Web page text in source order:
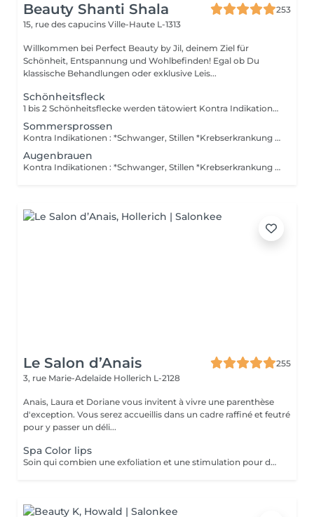
Beauty Shanti Shala
253
15, rue des capucins Ville-Haute L-1313
Willkommen bei Perfect Beauty by Jil, deinem Ziel für
Schönheit, Entspannung und Wohlbefinden! Egal ob Du
klassische Behandlungen oder exklusive Leis...
Schönheitsfleck
1 bis 2 Schönheitsflecke werden tätowiert Kontra Indikationen : *Schwanger, Stillen *Krebserkrankung *Blutverdünnungsmittel Keine Nachbehandlung im Preis inbegriffen. Kein Alkohol am vorigem Tag. Post Behandlung : *1Woche eine Creme auftragen, welche sie bei uns kaufen.
Sommersprossen
Kontra Indikationen : *Schwanger, Stillen *Krebserkrankung *Blutverdünnungsmittel Keine Nachbehandlung im Preis inbegriffen. Kein Alkohol am vorigem Tag. Post Behandlung : *1Woche eine Creme auftragen, welche sie bei uns kaufen.
Augenbrauen
Kontra Indikationen : *Schwanger, Stillen *Krebserkrankung *Blutverdünnungsmittel Kein Alkohol am vorigem Tag. Es ist keine Auffüllung im Pries inbegriffen. Wenn Sie eine lokale Anestesie wollen, müssen Sie eine ärtzliche Verschreibung ( Gesetz verlangt dies ) vorlegen um Allergien/Reaktionen zu vermeiden. Die Creme müssen Sie sich selbst in der Apotke besorgen. Post Behandlung : *1Woche eine Creme auftragen, welche sie bei uns kaufen.
Le Salon d’Anais
255
3, rue Marie-Adelaïde Hollerich L-2128
Anais, Laura et Doriane vous invitent à vivre une parenthèse
d'exception. Vous serez accueillis dans un cadre raffiné et feutré
pour y passer un déli...
Spa Color lips
Soin qui combien une exfoliation et une stimulation pour des lèvres douces et hydratées durant 10 jours. Plus souvent connu sous le non de Henna Lips, cette technique hydrate et pigmente les lèvres SANS utilisation d'aiguilles. Des lèvres traités, douces, lisses et repulpés sans douleur avec un effet Lip Sticks longue durée (de 12 à 72h). Avec un bon entretien survient une pigmentation progressive pour des lèvres gourmandes dès le réveil.